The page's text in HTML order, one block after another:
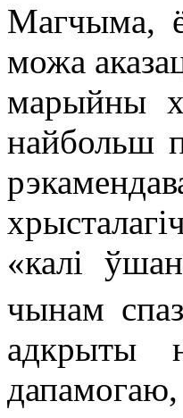
Магчыма,
можа
марыйны
найбольш
«калі
чынам
адкрыты